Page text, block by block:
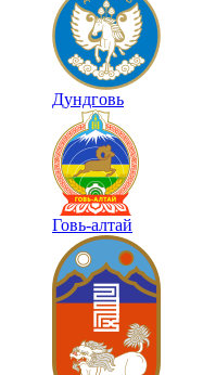
Дундговь
Говь-алтай